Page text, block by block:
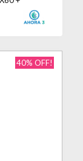
X 150ml
40% OFF!